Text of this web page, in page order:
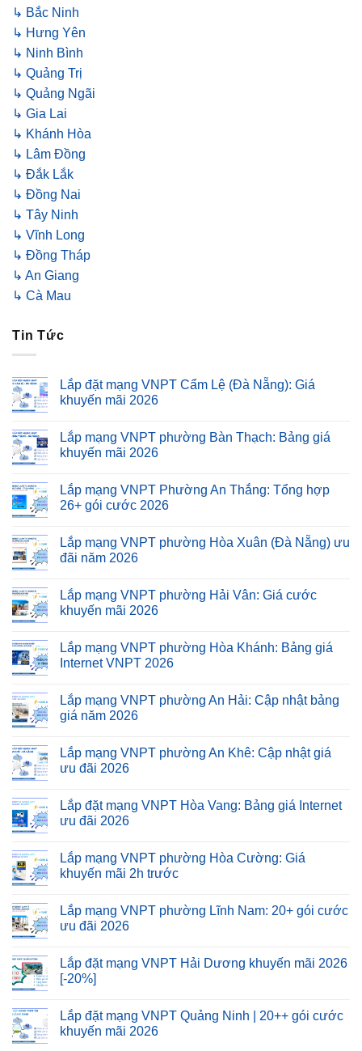
↳ Bắc Ninh
↳ Hưng Yên
↳ Ninh Bình
↳ Quảng Trị
↳ Quảng Ngãi
↳ Gia Lai
↳ Khánh Hòa
↳ Lâm Đồng
↳ Đắk Lắk
↳ Đồng Nai
↳ Tây Ninh
↳ Vĩnh Long
↳ Đồng Tháp
↳ An Giang
↳ Cà Mau
Tin Tức
Lắp đặt mạng VNPT Cẩm Lệ (Đà Nẵng): Giá
khuyến mãi 2026
Lắp mạng VNPT phường Bàn Thạch: Bảng giá
khuyến mãi 2026
Lắp mạng VNPT Phường An Thắng: Tổng hợp
26+ gói cước 2026
Lắp mạng VNPT phường Hòa Xuân (Đà Nẵng) ưu
đãi năm 2026
Lắp mạng VNPT phường Hải Vân: Giá cước
khuyến mãi 2026
Lắp mạng VNPT phường Hòa Khánh: Bảng giá
Internet VNPT 2026
Lắp mạng VNPT phường An Hải: Cập nhật bảng
giá năm 2026
Lắp mạng VNPT phường An Khê: Cập nhật giá
ưu đãi 2026
Lắp đặt mạng VNPT Hòa Vang: Bảng giá Internet
ưu đãi 2026
Lắp mạng VNPT phường Hòa Cường: Giá
khuyến mãi 2h trước
Lắp mạng VNPT phường Lĩnh Nam: 20+ gói cước
ưu đãi 2026
Lắp đặt mạng VNPT Hải Dương khuyến mãi 2026
[-20%]
Lắp đặt mạng VNPT Quảng Ninh | 20++ gói cước
khuyến mãi 2026